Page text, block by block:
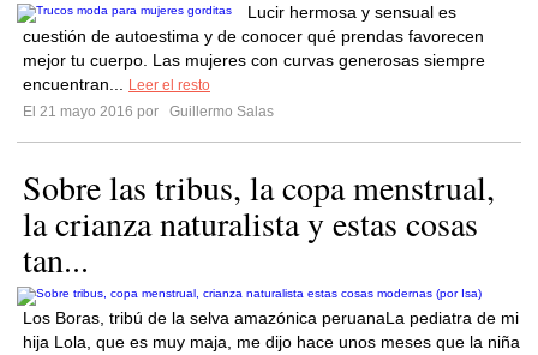
Lucir hermosa y sensual es
cuestión de autoestima y de conocer qué prendas favorecen
mejor tu cuerpo. Las mujeres con curvas generosas siempre
encuentran...
Leer el resto
El 21 mayo 2016 por
Guillermo Salas
Sobre las tribus, la copa menstrual,
la crianza naturalista y estas cosas
tan...
Los Boras, tribú de la selva amazónica peruanaLa pediatra de mi
hija Lola, que es muy maja, me dijo hace unos meses que la niña